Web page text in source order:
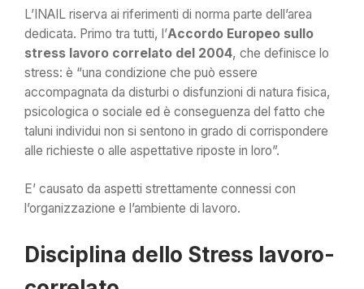
L’INAIL riserva ai riferimenti di norma parte dell’area
dedicata. Primo tra tutti, l’Accordo Europeo sullo
stress lavoro correlato del 2004, che definisce lo
stress: è “una condizione che può essere
accompagnata da disturbi o disfunzioni di natura fisica,
psicologica o sociale ed è conseguenza del fatto che
taluni individui non si sentono in grado di corrispondere
alle richieste o alle aspettative riposte in loro”.
E’ causato da aspetti strettamente connessi con
l’organizzazione e l’ambiente di lavoro.
Disciplina dello Stress lavoro-